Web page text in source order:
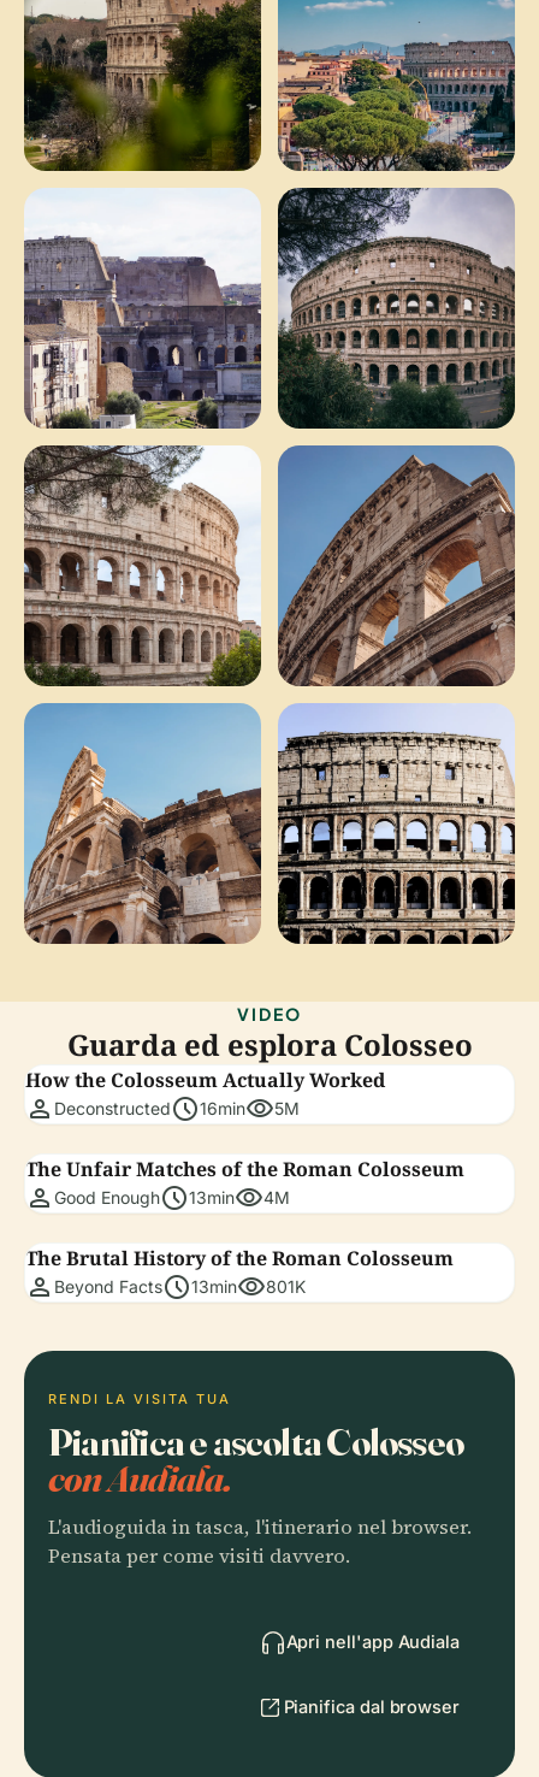
VIDEO
Guarda ed esplora Colosseo
How the Colosseum Actually Worked
person Deconstructedschedule16minvisibility5M
The Unfair Matches of the Roman Colosseum
person Good Enoughschedule13minvisibility4M
The Brutal History of the Roman Colosseum
person Beyond Factsschedule13minvisibility801K
RENDI LA VISITA TUA
Pianifica e ascolta Colosseo
con Audiala.
L'audioguida in tasca, l'itinerario nel browser.
Pensata per come visiti davvero.
Apri nell'app Audiala
Pianifica dal browser